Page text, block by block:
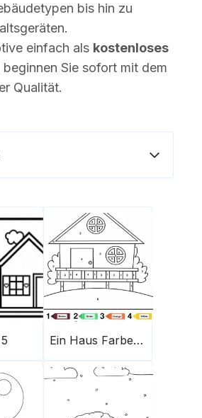
bis hin zu
einfach als kostenloses
beginnen Sie sofort mit dem
Qualität.
Ein Haus Farbe nach Zahlen